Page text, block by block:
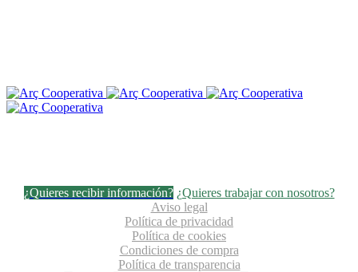
¿Quieres recibir información? ¿Quieres trabajar con nosotros?
Aviso legal
Política de privacidad
Política de cookies
Condiciones de compra
Política de transparencia